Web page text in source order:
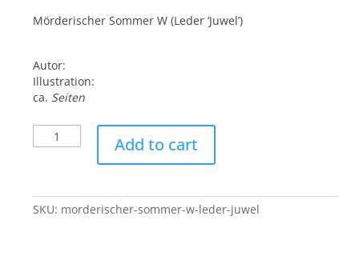
Mörderischer Sommer W (Leder ‘Juwel’)
Autor:
Illustration:
ca. Seiten
Mörderischer
Sommer
'Juwel')
quantity
Add to cart
SKU: morderischer-sommer-w-leder-juwel